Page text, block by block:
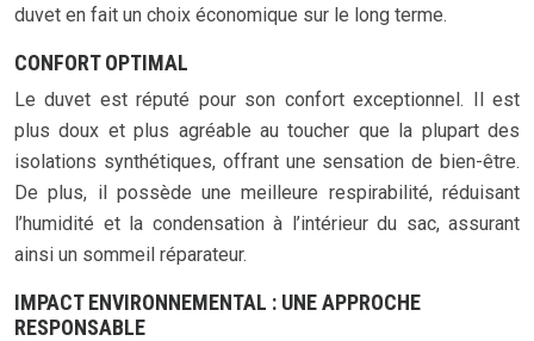
duvet en fait un choix économique sur le long terme.
CONFORT OPTIMAL
Le duvet est réputé pour son confort exceptionnel. Il est
plus doux et plus agréable au toucher que la plupart des
isolations synthétiques, offrant une sensation de bien-être.
De plus, il possède une meilleure respirabilité, réduisant
l’humidité et la condensation à l’intérieur du sac, assurant
ainsi un sommeil réparateur.
IMPACT ENVIRONNEMENTAL : UNE APPROCHE
RESPONSABLE